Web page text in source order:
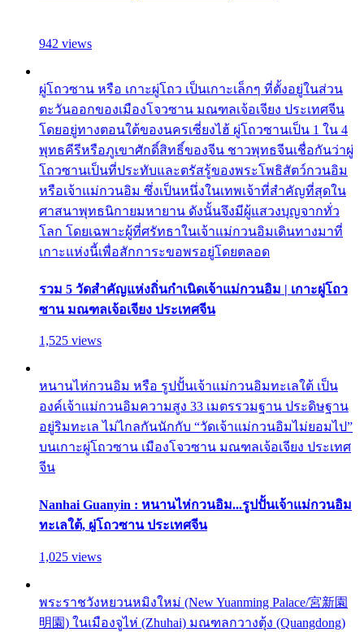
942 views
ผู่โถวซาน หรือ เกาะผู่โถว เป็นเกาะเล็กๆ ที่ตั้งอยู่ในส่วน
ตะวันออกของเมืองโจวซาน มณฑลเจ้อเจียง ประเทศจีน
โดยอยู่ทางตอนใต้ของนครเซี่ยงไฮ้ ผู่โถวซานเป็น 1 ใน 4
พุทธคีรีหรือภูเขาศักดิ์สิทธิ์ของจีน ชาวพุทธจีนเชื่อกันว่าผู่
โถวซานเป็นที่ประทับและตรัสรู้ของพระโพธิสัตว์กวนอิม
หรือเจ้าแม่กวนอิม ซึ่งเป็นหนึ่งในเทพเจ้าที่สำคัญที่สุดใน
ศาสนาพุทธนิกายมหายาน ดังนั้นจึงมีผู้แสวงบุญจากทั่ว
โลก โดยเฉพาะผู้ที่ศรัทธาในเจ้าแม่กวนอิมเดินทางมาที่
เกาะแห่งนี้เพื่อสักการะขอพรอยู่โดยตลอด
รวม 5 วัดสำคัญแห่งถิ่นกำเนิดเจ้าแม่กวนอิม | เกาะผู่โถว
ซาน มณฑลเจ้อเจียง ประเทศจีน
1,525 views
หนานไห่กวนอิม หรือ รูปปั้นเจ้าแม่กวนอิมทะเลใต้ เป็น
องค์เจ้าแม่กวนอิมความสูง 33 เมตรรวมฐาน ประดิษฐาน
อยู่ริมทะเล ไม่ไกลกันนักกับ “วัดเจ้าแม่กวนอิมไม่ยอมไป”
บนเกาะผู่โถวซาน เมืองโจวซาน มณฑลเจ้อเจียง ประเทศ
จีน
Nanhai Guanyin : หนานไห่กวนอิม...รูปปั้นเจ้าแม่กวนอิม
ทะเลใต้, ผู่โถวซาน ประเทศจีน
1,025 views
พระราชวังหยวนหมิงใหม่ (New Yuanming Palace/宮新園
明園) ในเมืองจูไห่ (Zhuhai) มณฑลกวางตุ้ง (Quangdong)